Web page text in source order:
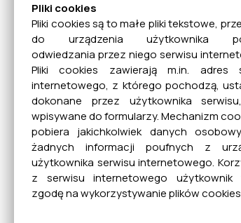
Pliki cookies
Pliki cookies są to małe pliki tekstowe,
do urządzenia użytkownika
odwiedzania przez niego serwisu
Pliki cookies zawierają m.in. adres
internetowego, z którego pochodzą,
dokonane przez użytkownika
wpisywane do formularzy. Mechanizm
pobiera jakichkolwiek danych
żadnych informacji poufnych z
użytkownika serwisu internetowego.
z serwisu internetowego użytkownik
zgodę na wykorzystywanie plików